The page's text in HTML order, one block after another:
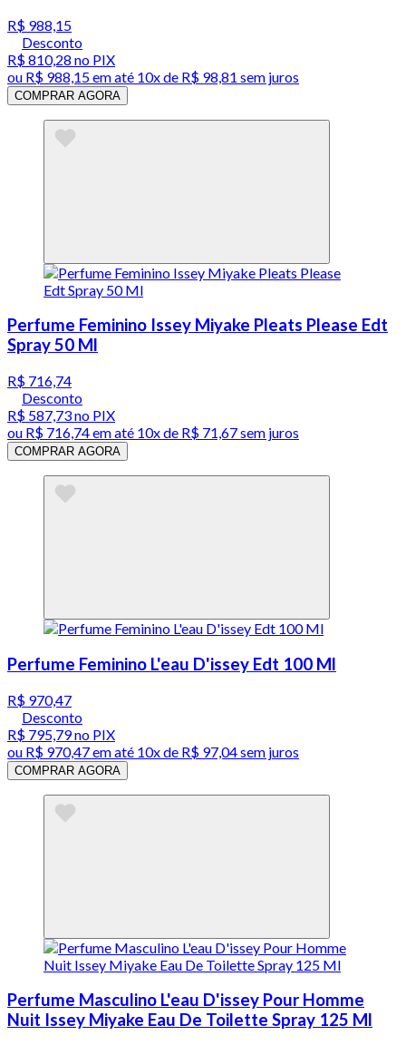
R$ 988,15
Desconto
R$ 810,28 no PIX
ou R$ 988,15em até 10x de R$ 98,81 sem juros
COMPRAR AGORA
Perfume Feminino Issey Miyake Pleats Please Edt
Spray 50 Ml
R$ 716,74
Desconto
R$ 587,73no PIX
ou R$ 716,74em até 10x de R$ 71,67 sem juros
COMPRAR AGORA
Perfume Feminino L'eau D'issey Edt 100 Ml
R$ 970,47
Desconto
R$ 795,79no PIX
ou R$ 970,47em até 10x de R$ 97,04 sem juros
COMPRAR AGORA
Perfume Masculino L'eau D'issey Pour Homme
Nuit Issey Miyake Eau De Toilette Spray 125 Ml